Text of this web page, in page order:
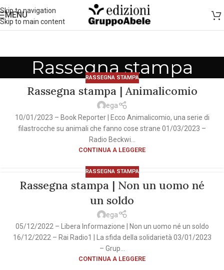
Skip to navigation
Skip to main content
MENU
Rassegna stampa
RASSEGNA STAMPA
Rassegna stampa | Animalicomio
ega
10/01/2023 – Book Reporter | Ecco Animalicomio, una serie di
filastrocche su animali che fanno cose strane 01/03/2023 –
Radio Beckwi...
CONTINUA A LEGGERE
RASSEGNA STAMPA
Rassegna stampa | Non un uomo né
un soldo
ega
05/12/2022 – Libera Informazione | Non un uomo né un soldo
16/12/2022 – Rai Radio1 | La sfida della solidarietà 03/01/2023
– Grup...
CONTINUA A LEGGERE